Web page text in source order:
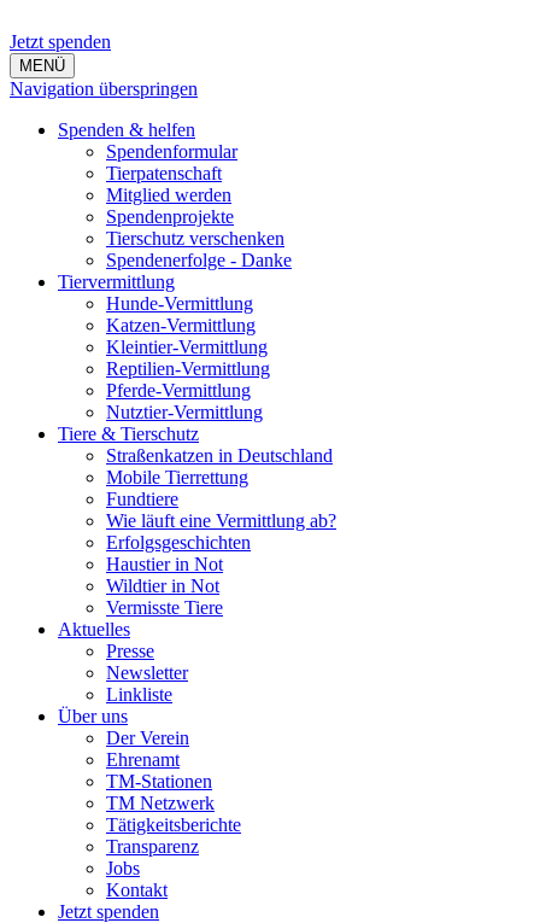
Jetzt spenden
MENÜ
Navigation überspringen
Spenden & helfen
Spendenformular
Tierpatenschaft
Mitglied werden
Spendenprojekte
Tierschutz verschenken
Spendenerfolge - Danke
Tiervermittlung
Hunde-Vermittlung
Katzen-Vermittlung
Kleintier-Vermittlung
Reptilien-Vermittlung
Pferde-Vermittlung
Nutztier-Vermittlung
Tiere & Tierschutz
Straßenkatzen in Deutschland
Mobile Tierrettung
Fundtiere
Wie läuft eine Vermittlung ab?
Erfolgsgeschichten
Haustier in Not
Wildtier in Not
Vermisste Tiere
Aktuelles
Presse
Newsletter
Linkliste
Über uns
Der Verein
Ehrenamt
TM-Stationen
TM Netzwerk
Tätigkeitsberichte
Transparenz
Jobs
Kontakt
Jetzt spenden